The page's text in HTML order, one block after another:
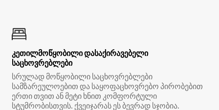
კეთილმოწყობილი დასაქირავებელი
საცხოვრებლები
სრულად მოწყობილი საცხოვრებლები
სამზარეულოებით და საყოფაცხოვრებო პირობებით
ერთი თვით ან მეტი ხნით კომფორტული
სტუმრობისთვის. ქვეიჯარას ეს ბევრად სჯობია.